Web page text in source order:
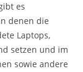
es
denen die
Laptops,
setzen und im
sowie andere